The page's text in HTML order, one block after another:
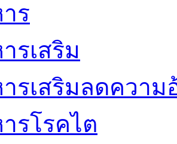
ร
รเสริม
รเสริมลดความ
รโรคไต